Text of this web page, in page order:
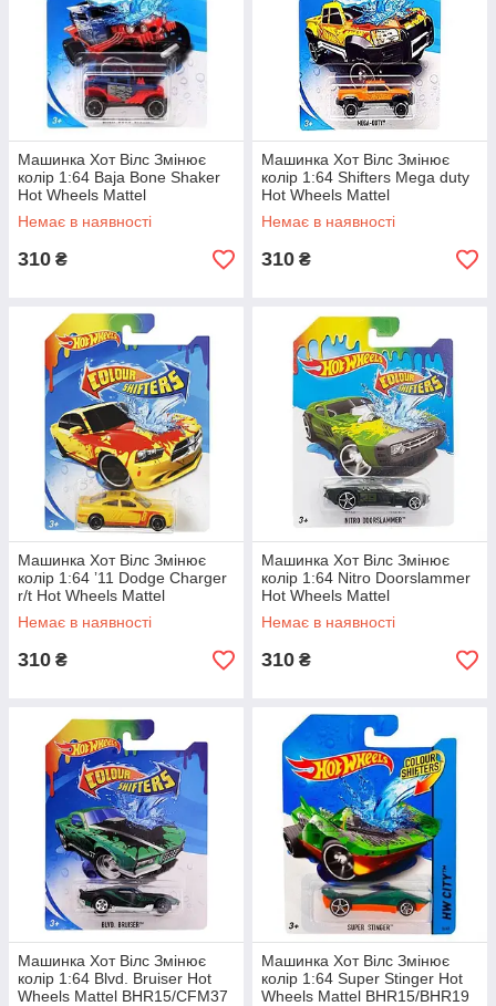
Машинка Хот Вілс Змінює
колір 1:64 Baja Bone Shaker
Hot Wheels Mattel
BHR15/CFM28
Немає в наявності
310 ₴
Машинка Хот Вілс Змінює
колір 1:64 Shіfters Mega duty
Hot Wheels Mattel
BHR15/CFM51
Немає в наявності
310 ₴
Машинка Хот Вілс Змінює
колір 1:64 ʼ11 Dodge Charger
r/t Hot Wheels Mattel
BHR15/BHR20
Немає в наявності
310 ₴
Машинка Хот Вілс Змінює
колір 1:64 Nitro Doorslammer
Hot Wheels Mattel
BHR15/DNN10
Немає в наявності
310 ₴
Машинка Хот Вілс Змінює
колір 1:64 Blvd. Bruiser Hot
Wheels Mattel BHR15/CFM37
Машинка Хот Вілс Змінює
колір 1:64 Super Stinger Hot
Wheels Mattel BHR15/BHR19